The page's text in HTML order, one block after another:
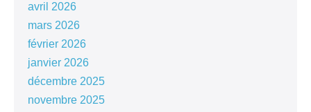
avril 2026
mars 2026
février 2026
janvier 2026
décembre 2025
novembre 2025